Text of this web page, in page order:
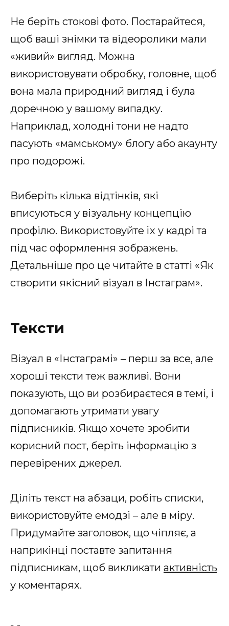
Не беріть стокові фото. Постарайтеся,
щоб ваші знімки та відеоролики мали
«живий» вигляд. Можна
використовувати обробку, головне, щоб
вона мала природний вигляд і була
доречною у вашому випадку.
Наприклад, холодні тони не надто
пасують «мамському» блогу або акаунту
про подорожі.
Виберіть кілька відтінків, які
вписуються у візуальну концепцію
профілю. Використовуйте їх у кадрі та
під час оформлення зображень.
Детальніше про це читайте в статті «Як
створити якісний візуал в Інстаграм».
Тексти
Візуал в «Інстаграмі» – перш за все, але
хороші тексти теж важливі. Вони
показують, що ви розбираєтеся в темі, і
допомагають утримати увагу
підписників. Якщо хочете зробити
корисний пост, беріть інформацію з
перевірених джерел.
Діліть текст на абзаци, робіть списки,
використовуйте емодзі – але в міру.
Придумайте заголовок, що чіпляє, а
наприкінці поставте запитання
підписникам, щоб викликати активність
у коментарях.